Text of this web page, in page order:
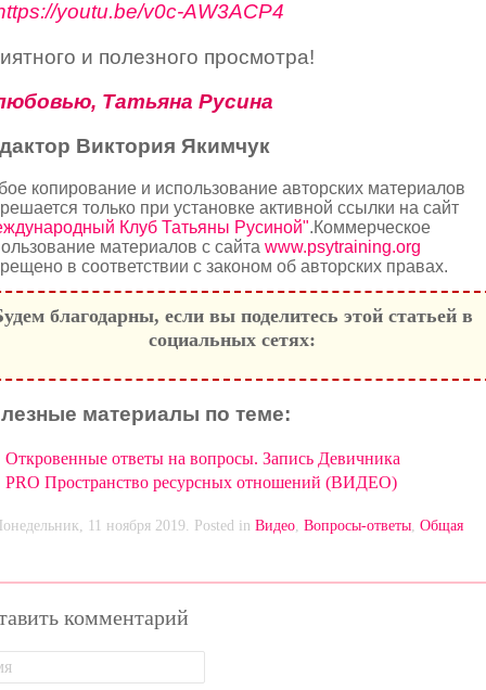
youtu.be/v0c-AW3ACP4
и полезного просмотра!
Татьяна Русина
Виктория Якимчук
копирование и использование авторских материалов
только при установке активной ссылки на сайт
Клуб Татьяны Русиной".Коммерческое
материалов с сайта www.psytraining.org
в соответствии с законом об авторских правах.
благодарны, если вы поделитесь этой статьей в
социальных сетях:
материалы по теме:
Откровенные ответы на вопросы. Запись Девичника
PRO Пространство ресурсных отношений (ВИДЕО)
11 ноября 2019. Posted in Видео, Вопросы-ответы, Общая
комментарий